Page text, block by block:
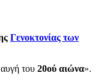
Γενοκτονίας των
του 20ού αιώνα».